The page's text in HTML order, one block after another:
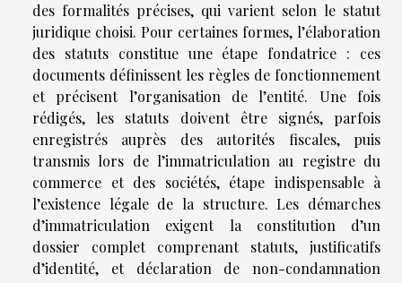
des formalités précises, qui varient selon le statut
juridique choisi. Pour certaines formes, l’élaboration
des statuts constitue une étape fondatrice : ces
documents définissent les règles de fonctionnement
et précisent l’organisation de l’entité. Une fois
rédigés, les statuts doivent être signés, parfois
enregistrés auprès des autorités fiscales, puis
transmis lors de l’immatriculation au registre du
commerce et des sociétés, étape indispensable à
l’existence légale de la structure. Les démarches
d’immatriculation exigent la constitution d’un
dossier complet comprenant statuts, justificatifs
d’identité, et déclaration de non-condamnation